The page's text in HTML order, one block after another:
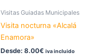
Visitas Guiadas Municipales
Visita nocturna «Alcalá
Enamora»
Desde: 8.00€ iva incluido